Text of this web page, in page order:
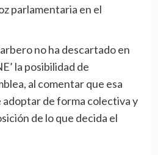
parlamentaria en el
la posibilidad de
al comentar que esa
adoptar de forma colectiva y
de lo que decida el